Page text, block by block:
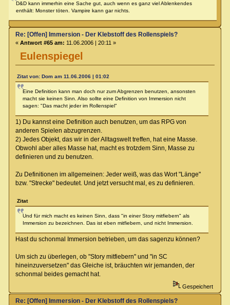
D&D kann immerhin eine Sache gut, auch wenn es ganz viel Ablenkendes
enthält: Monster töten. Vampire kann gar nichts.
Eulenspiegel
Re: [Offen] Immersion - Der Klebstoff des Rollenspiels?
« Antwort #65 am: 11.06.2006 | 20:11 »
Zitat von: Dom am 11.06.2006 | 01:02
Eine Definition kann man doch nur zum Abgrenzen benutzen, ansonsten
macht sie keinen Sinn. Also sollte eine Definition von Immersion nicht
sagen: "Das macht jeder im Rollenspiel"
1) Du kannst eine Definition auch benutzen, um das RPG von
anderen Spielen abzugrenzen.
2) Jedes Objekt, das wir in der Alltagswelt treffen, hat eine Masse.
Obwohl aber alles Masse hat, macht es trotzdem Sinn, Masse zu
definieren und zu benutzen.
Zu Definitionen im allgemeinen: Jeder weiß, was das Wort "Länge"
bzw. "Strecke" bedeutet. Und jetzt versucht mal, es zu definieren.
Zitat
Und für mich macht es keinen Sinn, dass "in einer Story mitfiebern" als
Immersion zu bezeichnen. Das ist eben mitfiebern, und nicht Immersion.
Hast du schonmal Immersion betrieben, um das sagenzu können?
Um sich zu überlegen, ob "Story mitfiebern" und "in SC
hineinzuversetzen" das Gleiche ist, bräuchten wir jemanden, der
schonmal beides gemacht hat.
Gespeichert
Re: [Offen] Immersion - Der Klebstoff des Rollenspiels?